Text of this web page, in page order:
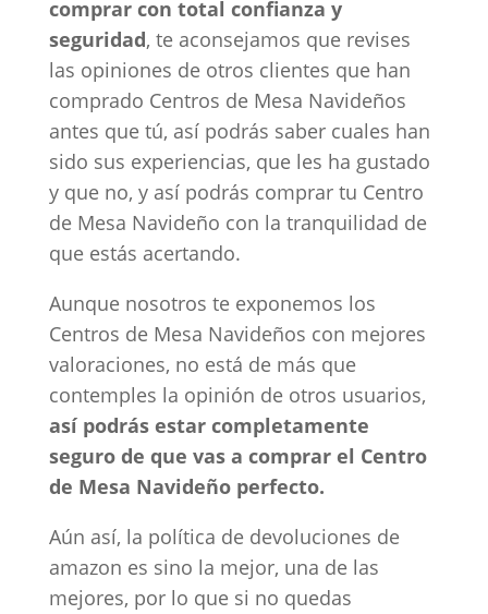
comprar con total confianza y
seguridad, te aconsejamos que revises
las opiniones de otros clientes que han
comprado Centros de Mesa Navideños
antes que tú, así podrás saber cuales han
sido sus experiencias, que les ha gustado
y que no, y así podrás comprar tu Centro
de Mesa Navideño con la tranquilidad de
que estás acertando.
Aunque nosotros te exponemos los
Centros de Mesa Navideños con mejores
valoraciones, no está de más que
contemples la opinión de otros usuarios,
así podrás estar completamente
seguro de que vas a comprar el Centro
de Mesa Navideño perfecto.
Aún así, la política de devoluciones de
amazon es sino la mejor, una de las
mejores, por lo que si no quedas